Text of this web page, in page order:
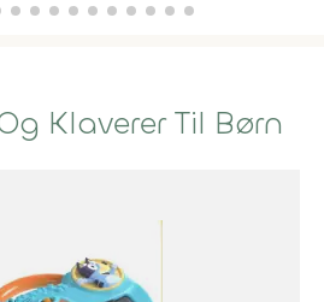
Klaverer Til Børn